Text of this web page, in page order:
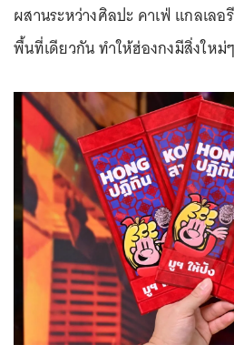
ผสานระหว่างศิลปะ คาเฟ่ แกลเลอ
พื้นที่เดียวกัน ทำให้ฮ่องกงมีสิ่งให